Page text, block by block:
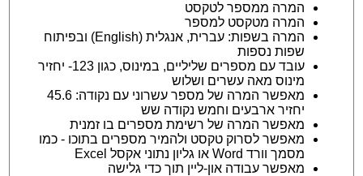
המרה ממספר לטקסט
המרה מטקסט למספר
המרה בשפות: עברית, אנגלית (English) ובפיתוח
שפות נספות
עובד עם מספרים שליליים, במינוס, כגון 123- יחזיר
מינוס מאה עשרים ושלוש
מאפשר המרה של מספר עשרוני עם נקודה: 45.6
יחזיר ארבעים וחמש נקודה שש
מאפשר המרה של רשימת מספרים בו זמנית
מאפשר לסרוק טקסט ולהמיר מספרים בתוכו - כמו
מסמך וורד Word או גליון נתוני אקסל Excel
מאפשר עבודה און-ליין תוך כדי גלישה